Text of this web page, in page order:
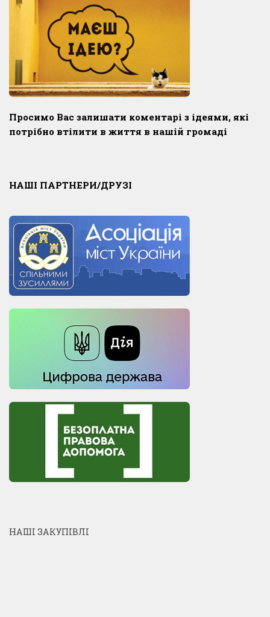
Просимо Вас залишати коментарі з ідеями, які
потрібно втілити в життя в нашій громаді
НАШІ ПАРТНЕРИ/ДРУЗІ
НАШІ ЗАКУПІВЛІ